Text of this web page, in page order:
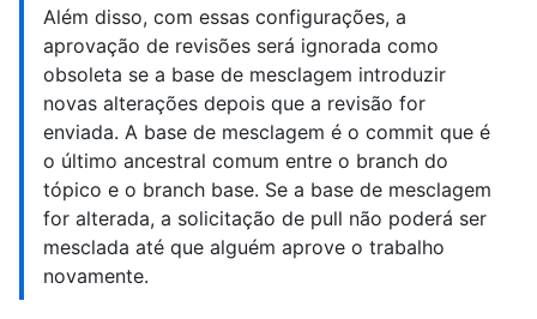
Além disso, com essas configurações, a
aprovação de revisões será ignorada como
obsoleta se a base de mesclagem introduzir
novas alterações depois que a revisão for
enviada. A base de mesclagem é o commit que é
o último ancestral comum entre o branch do
tópico e o branch base. Se a base de mesclagem
for alterada, a solicitação de pull não poderá ser
mesclada até que alguém aprove o trabalho
novamente.